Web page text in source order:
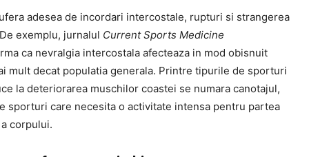
adesea de incordari intercostale, rupturi si strangerea
exemplu, jurnalul Current Sports Medicine
ca nevralgia intercostala afecteaza in mod obisnuit
mult decat populatia generala. Printre tipurile de sporturi
la deteriorarea muschilor coastei se numara canotajul,
sporturi care necesita o activitate intensa pentru partea
corpului.